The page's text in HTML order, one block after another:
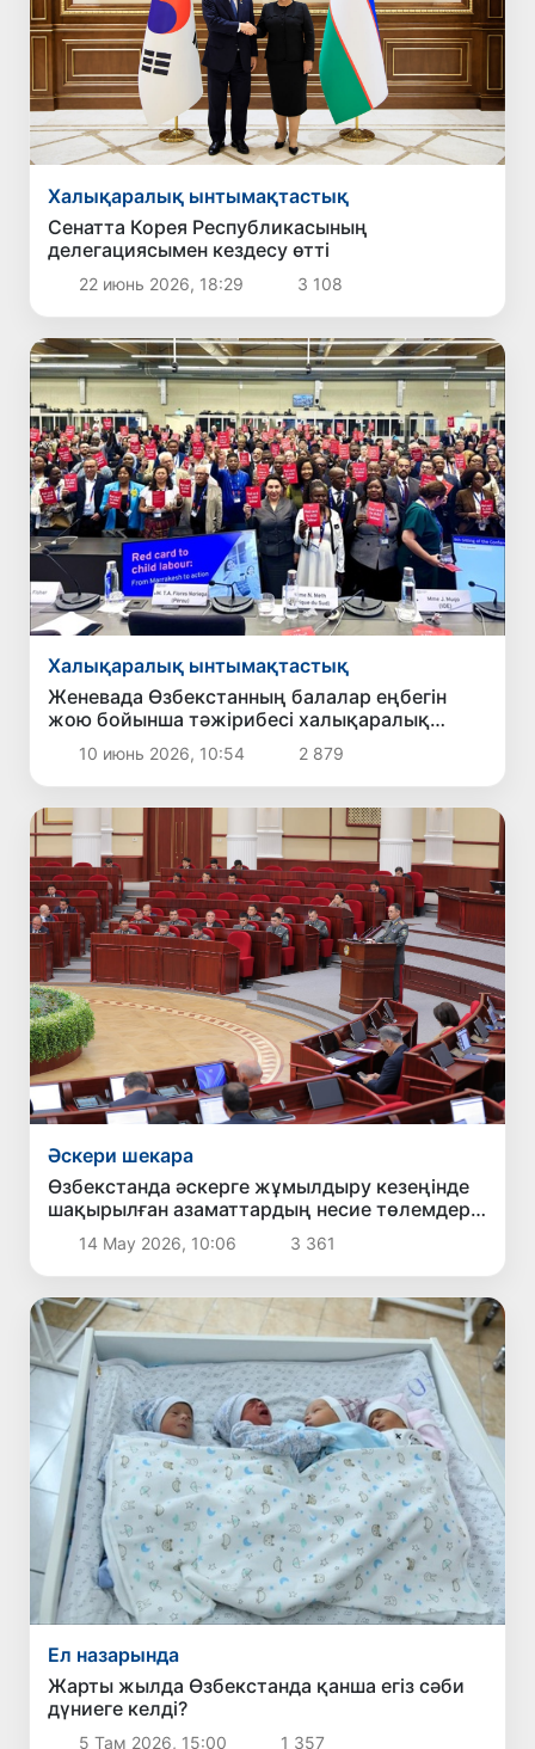
Халықаралық ынтымақтастық
Сенатта Корея Республикасының
делегациясымен кездесу өтті
22 июнь 2026, 18:29 3 108
Халықаралық ынтымақтастық
Женевада Өзбекстанның балалар еңбегін
жою бойынша тәжірибесі халықаралық
қауымдастық тарапынан мойындалды
10 июнь 2026, 10:54 2 879
Әскери шекара
Өзбекстанда әскерге жұмылдыру кезеңінде
шақырылған азаматтардың несие төлемдері
кейінге қалдырылады
14 Мау 2026, 10:06 3 361
Ел назарында
Жарты жылда Өзбекстанда қанша егіз сәби
дүниеге келді?
5 Там 2026, 15:00 1 357